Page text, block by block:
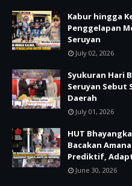
Kabur hingga
Penggelapan
Seruyan
July 02, 2026
Syukuran Hari
Seruyan Sebut
Daerah
July 01, 2026
HUT
Bacakan
Prediktif,
June 30, 2026